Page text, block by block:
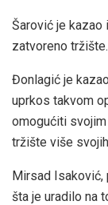
Šarović je kazao
zatvoreno tržište.
Đonlagić je
uprkos takvom
omogućiti
tržište više
Mirsad Isaković,
šta je uradilo na